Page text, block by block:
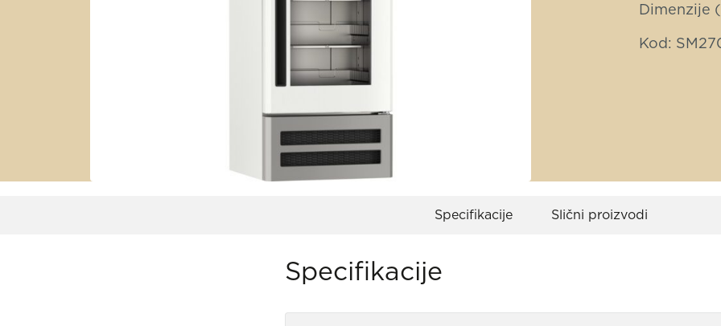
Dimenzije
Kod:
Specifikacije Slični proizvodi
Specifikacije